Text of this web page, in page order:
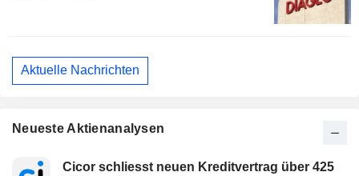
Aktuelle Nachrichten
Neueste Aktienanalysen
Cicor schliesst neuen Kreditvertrag über 425